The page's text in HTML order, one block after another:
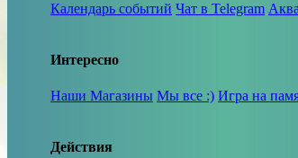
Календарь событий Чат в Telegram
Интересно
Наши Магазины Мы все :) Игра на
Действия